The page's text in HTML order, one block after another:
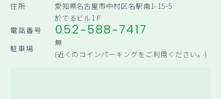
住所
愛知県名古屋市中村区名駅南1-15-5
於てるビル1Ｆ
電話番号
052-588-7417
駐車場
無
(近くのコインパーキングをご利用ください。)